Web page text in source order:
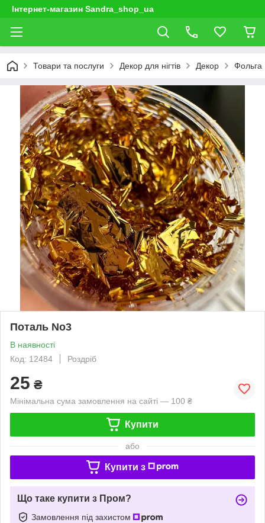
Інтернет-магазин Sandra_shop_ua
Товари та послуги Декор для нігтів Декор Фольга
Поталь No3
В наявності
Код: 12484
Роздріб
25 ₴
Мінімальна сума замовлення на сайті — 100 ₴
Купити
або
Купити з
Що таке купити з Пром?
Замовлення під захистом